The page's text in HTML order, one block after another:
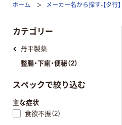
ホーム メーカー名から探す-【タ行】
カテゴリー
丹平製薬
整腸・下痢・便秘（2）
スペックで絞り込む
主な症状
食欲不振（2）